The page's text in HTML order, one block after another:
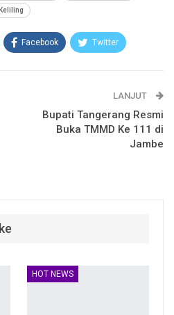
Facebook Twitter
LANJUT
Bupati Tangerang Resmi
Buka TMMD Ke 111 di
Jambe
HOT NEWS